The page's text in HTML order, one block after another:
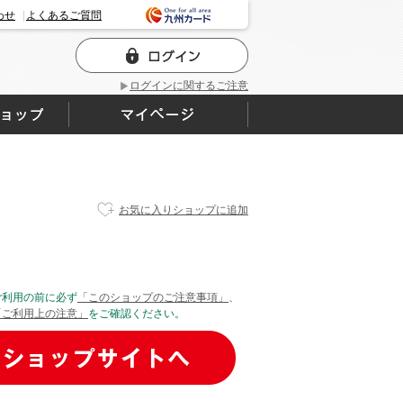
ログインに関するご注意
せ よくあるご質問
お気に入りショップに追加
利用の前に必ず 「このショップのご注意事項」 、
ご利用上の注意」 をご確認ください。